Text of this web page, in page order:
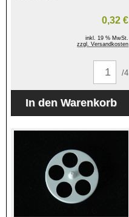
0,32 €
inkl. 19 % MwSt.
zzgl. Versandkosten
/4